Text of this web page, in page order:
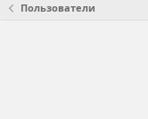
Пользователи